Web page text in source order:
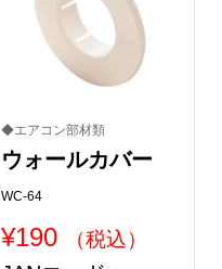
◆エアコン部材類
ウォールカバー
WC-64
¥190 （税込）